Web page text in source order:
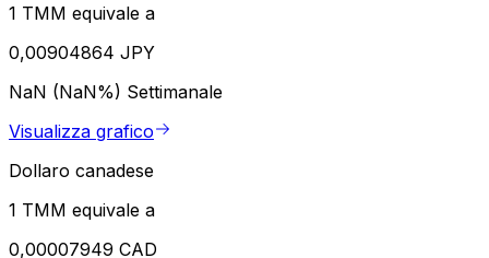
1 TMM equivale a
0,00904864 JPY
NaN (NaN%) Settimanale
Visualizza grafico
Dollaro canadese
1 TMM equivale a
0,00007949 CAD